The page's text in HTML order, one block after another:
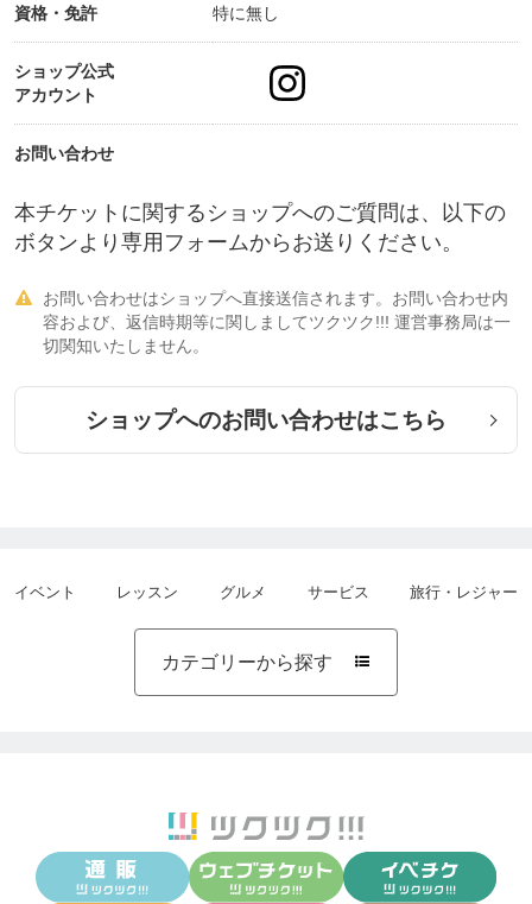
資格・免許 特に無し
ショップ公式
アカウント
お問い合わせ
本チケットに関するショップへのご質問は、以下の
ボタンより専用フォームからお送りください。

お問い合わせはショップへ直接送信されます。お問い合わせ内
容および、返信時期等に関しましてツクツク!!! 運営事務局は一
切関知いたしません。
ショップへのお問い合わせはこちら
イベント レッスン グルメ サービス 旅行・レジャー
カテゴリーから探す 